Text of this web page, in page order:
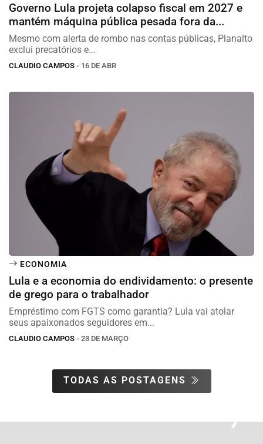
Governo Lula projeta colapso fiscal em 2027 e
mantém máquina pública pesada fora da...
Mesmo com alerta de rombo nas contas públicas, Planalto
exclui precatórios e...
CLAUDIO CAMPOS - 16 DE ABR
ECONOMIA
Lula e a economia do endividamento: o presente
de grego para o trabalhador
Empréstimo com FGTS como garantia? Lula vai atolar
seus apaixonados seguidores em...
CLAUDIO CAMPOS - 23 DE MARÇO
TODAS AS POSTAGENS